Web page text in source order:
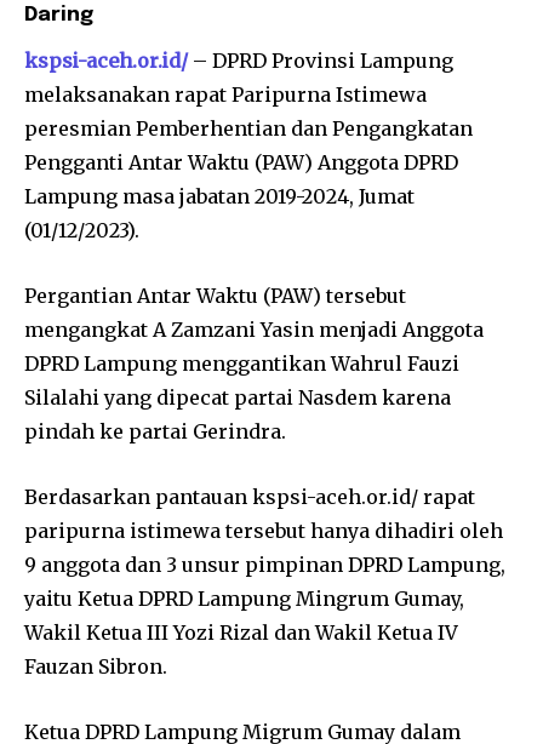
Daring
kspsi-aceh.or.id/– DPRD Provinsi Lampung
melaksanakan rapat Paripurna Istimewa
peresmian Pemberhentian dan Pengangkatan
Pengganti Antar Waktu (PAW) Anggota DPRD
Lampung masa jabatan 2019-2024, Jumat
(01/12/2023).
Pergantian Antar Waktu (PAW) tersebut
mengangkat A Zamzani Yasin menjadi Anggota
DPRD Lampung menggantikan Wahrul Fauzi
Silalahi yang dipecat partai Nasdem karena
pindah ke partai Gerindra.
Berdasarkan pantauan kspsi-aceh.or.id/ rapat
paripurna istimewa tersebut hanya dihadiri oleh
9 anggota dan 3 unsur pimpinan DPRD Lampung,
yaitu Ketua DPRD Lampung Mingrum Gumay,
Wakil Ketua III Yozi Rizal dan Wakil Ketua IV
Fauzan Sibron.
Ketua DPRD Lampung Migrum Gumay dalam